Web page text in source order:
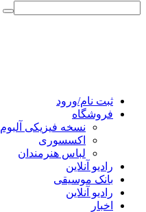
ثبت نام/ورود
فروشگاه
نسخه فیزیکی آلبوم
اکسسوری
لباس هنرمندان
رادیو آنلاین
بانک موسیقی
رادیو آنلاین
اخبار